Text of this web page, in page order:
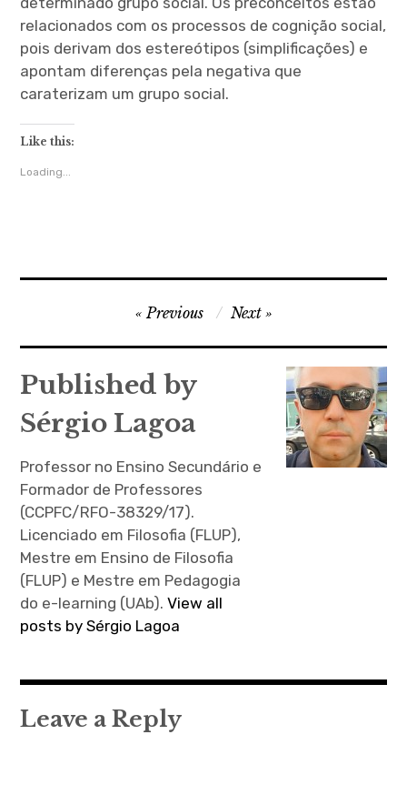
relacionados com os processos de cognição social,
pois derivam dos estereótipos (simplificações) e
apontam diferenças pela negativa que
caraterizam um grupo social.
Like this:
Loading...
Navegação
de
artigos
Previous Next
Published by
Sérgio Lagoa
Professor no Ensino Secundário e
Formador de Professores
(CCPFC/RFO-38329/17).
Licenciado em Filosofia (FLUP),
Mestre em Ensino de Filosofia
(FLUP) e Mestre em Pedagogia
do e-learning (UAb).View all
posts by Sérgio Lagoa
Leave a Reply